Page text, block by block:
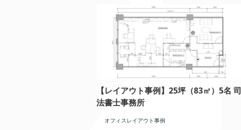
【レイアウト事例】25坪（83㎡）5名 司
法書士事務所
オフィスレイアウト事例